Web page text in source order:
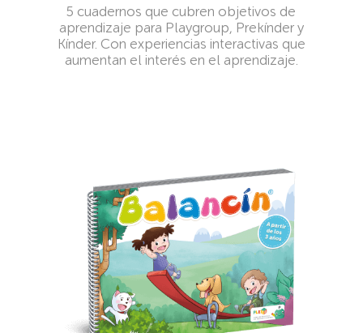
5 cuadernos que cubren objetivos de
aprendizaje para Playgroup, Prekínder y
Kínder. Con experiencias interactivas que
aumentan el interés en el aprendizaje.